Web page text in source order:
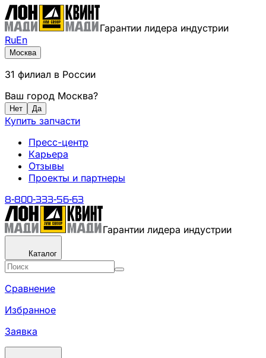
Гарантии лидера индустрии
RuEn
Москва
31 филиал в России
Ваш город Москва?
Нет Да
Купить запчасти
Пресс-центр
Карьера
Отзывы
Проекты и партнеры
8-800-333-56-63
Гарантии лидера индустрии
Каталог
Сравнение
Избранное
Заявка